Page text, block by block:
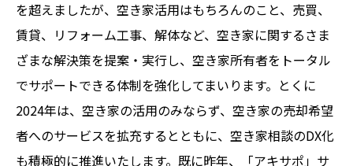
を超えましたが、空き家活用はもちろんのこと、売買、
賃貸、リフォーム工事、解体など、空き家に関するさま
ざまな解決策を提案・実行し、空き家所有者をトータル
でサポートできる体制を強化してまいります。とくに
2024年は、空き家の活用のみならず、空き家の売却希望
者へのサービスを拡充するとともに、空き家相談のDX化
も積極的に推進いたします。既に昨年、「アキサポ」サ